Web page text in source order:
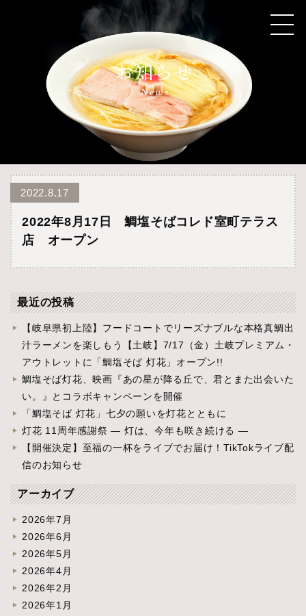
2022.8.17
2022年8月17日 鯛塩そばコレド室町テラス
店 オープン
最近の投稿
【岐阜県初上陸】フードコートでリーズナブルな本格真鯛出
汁ラーメンを楽しもう【土岐】7/17（金）土岐プレミアム・
アウトレットに「鯛塩そば 灯花」オープン!!
鯛塩そば灯花、映画『あの星が降る丘で、君とまた出会いた
い。』とコラボキャンペーンを開催
「鯛塩そば 灯花」七夕の願いを灯花とともに
灯花 11周年感謝祭 ― 灯は、今年も咲き続ける ―
【開催決定】至福の一杯をライブでお届け！TikTokライブ配
信のお知らせ
アーカイブ
2026年7月
2026年6月
2026年5月
2026年4月
2026年2月
2026年1月